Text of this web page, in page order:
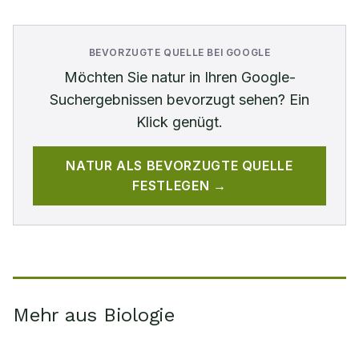
BEVORZUGTE QUELLE BEI GOOGLE
Möchten Sie naturin Ihren Google-
Suchergebnissen bevorzugt sehen? Ein
Klick genügt.
NATUR ALS BEVORZUGTE QUELLE
FESTLEGEN →
Mehr aus Biologie